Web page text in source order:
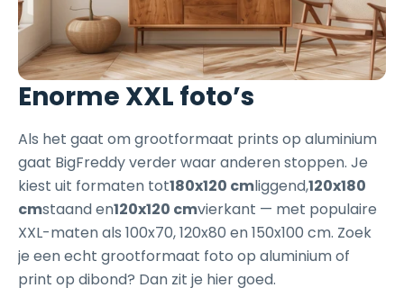
Enorme XXL foto’s
Als het gaat om grootformaat prints op aluminium
gaat BigFreddy verder waar anderen stoppen. Je
kiest uit formaten tot180x120 cmliggend,120x180
cmstaand en120x120 cmvierkant — met populaire
XXL-maten als 100x70, 120x80 en 150x100 cm. Zoek
je een echt grootformaat foto op aluminium of
print op dibond? Dan zit je hier goed.